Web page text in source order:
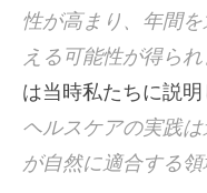
性が高まり、年間
える可能性が得られ
は当時私たちに説
ヘルスケアの実践
が自然に適合する領